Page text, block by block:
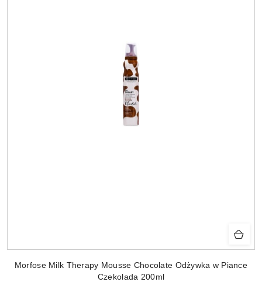
Morfose Milk Therapy Mousse Chocolate Odżywka w Piance
Czekolada 200ml